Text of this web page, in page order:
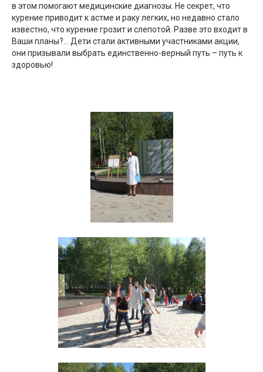
в этом помогают медицинские диагнозы. Не секрет, что
курение приводит к астме и раку легких, но недавно стало
известно, что курение грозит и слепотой. Разве это входит в
Ваши планы?... Дети стали активными участниками акции,
они призывали выбрать единственно-верный путь – путь к
здоровью!